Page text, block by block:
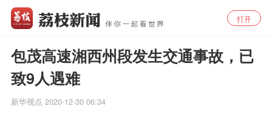
打开
包茂高速湘西州段发生交通事故，已
致9人遇难
新华视点 2020-12-30 06:34